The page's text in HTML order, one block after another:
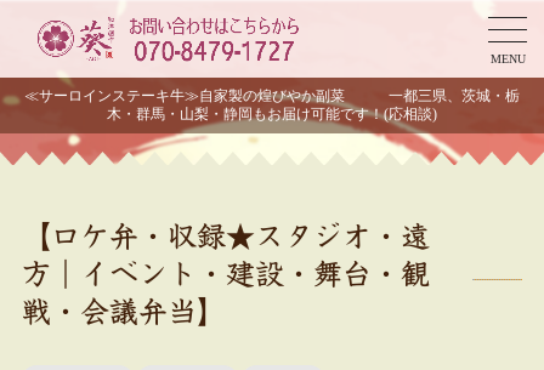
MENU
≪サーロインステーキ牛≫自家製の煌びやか副菜 一都三県、茨城・栃
木・群馬・山梨・静岡もお届け可能です！(応相談)
【ロケ弁・収録★スタジオ・遠
方｜イベント・建設・舞台・観
戦・会議弁当】